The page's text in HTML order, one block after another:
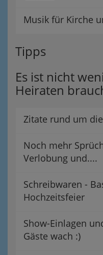
Musik für Kirche
Tipps
Es ist nicht
Heiraten
Zitate rund um
Noch mehr
Verlobung und....
Schreibwaren -
Hochzeitsfeier
Show-Einlagen
Gäste wach :)